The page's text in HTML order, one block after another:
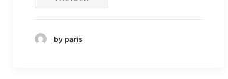
by paris